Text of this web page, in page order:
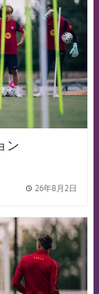
ン
26年8月2日
badge